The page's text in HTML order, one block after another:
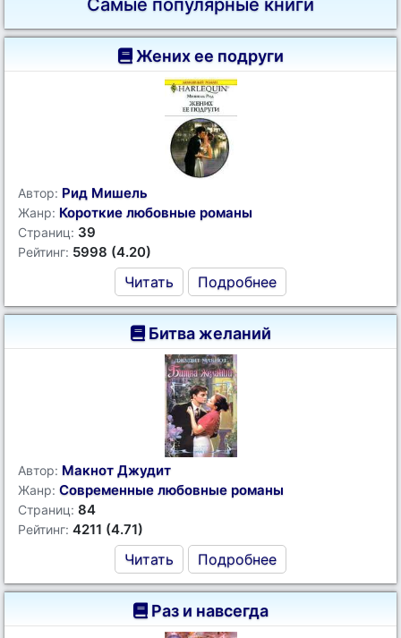
Самые популярные книги
Жених ее подруги
Автор: Рид Мишель
Жанр: Короткие любовные романы
Страниц: 39
Рейтинг: 5998 (4.20)
Читать Подробнее
Битва желаний
Автор: Макнот Джудит
Жанр: Современные любовные романы
Страниц: 84
Рейтинг: 4211 (4.71)
Читать Подробнее
Раз и навсегда